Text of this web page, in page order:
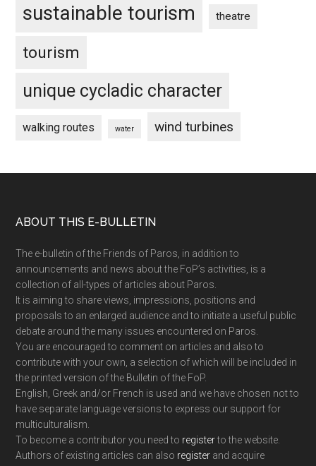
sustainable tourism theatre
tourism
unique cycladic character
walking routes water wind turbines
Footer
ABOUT THIS E-BULLETIN
The e-bulletin of the Friends of Paros, in addition to
announcements and news about the FoP’s activities, is a
collection of all-types of articles about Paros.
It is aiming to share views, impressions, positions and
proposals to an enlarged audience and to initiate a useful public
debate around the many issues encountered on Paros.
You are encouraged to comment on articles and also to
contribute with your own, a selection of which will be included in
the printed version of the Bulletin of the FoP.
English, Greek and/or French is used and we have chosen not to
have separate language versions to express our support for
multiculturalism.
To become a contributor you need to registerto the website.
Authors of existing articles can also register and acquire